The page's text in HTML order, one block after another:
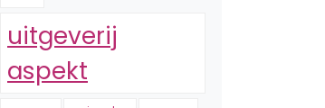
uitgeverij
aspekt